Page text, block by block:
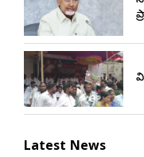
Latest News